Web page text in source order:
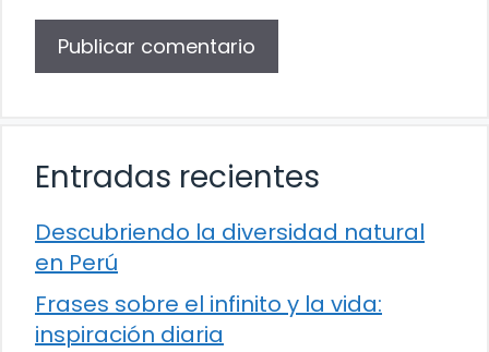
Entradas recientes
Descubriendo la diversidad natural
en Perú
Frases sobre el infinito y la vida:
inspiración diaria